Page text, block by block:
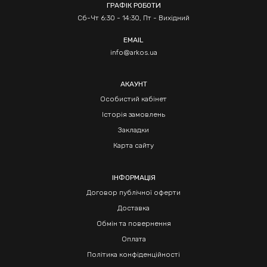
ГРАФІК РОБОТИ
Сб-Чт 6:30 - 14:30, Пт - Вихідний
EMAIL
info@arkos.ua
АКАУНТ
Особистий кабінет
Історія замовлень
Закладки
Карта сайту
ІНФОРМАЦІЯ
Договор публічної оферти
Доставка
Обмін та повернення
Оплата
Політика конфіденційності